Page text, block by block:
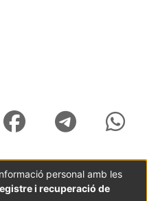
personal amb les
i recuperació de